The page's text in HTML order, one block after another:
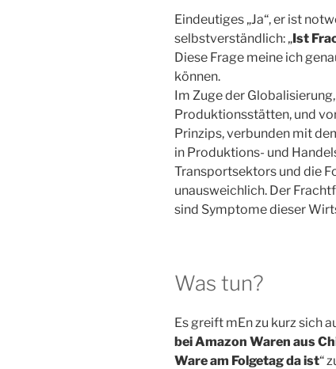
Eindeutiges „Ja“, er ist
selbstverständlich: „Ist
Diese Frage meine ich
können.
Im Zuge der
Produktionsstätten, und
Prinzips, verbunden mit
in Produktions- und
Transportsektors und die
unausweichlich. Der
sind Symptome dieser
Was tun?
Es greift mEn zu kurz sich
bei Amazon Waren aus
Ware am Folgetag da ist“